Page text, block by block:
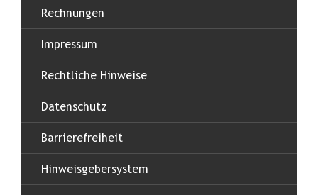
Rechnungen
Impressum
Rechtliche Hinweise
Datenschutz
Barrierefreiheit
Hinweisgebersystem